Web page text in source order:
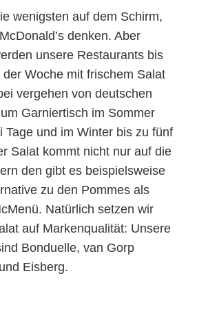
wenigsten auf dem Schirm,
denken. Aber
unsere Restaurants bis
Woche mit frischem Salat
vergehen von deutschen
Garniertisch im Sommer
Tage und im Winter bis zu fünf
Salat kommt nicht nur auf die
den gibt es beispielsweise
zu den Pommes als
Natürlich setzen wir
auf Markenqualität: Unsere
Bonduelle, van Gorp
Eisberg.